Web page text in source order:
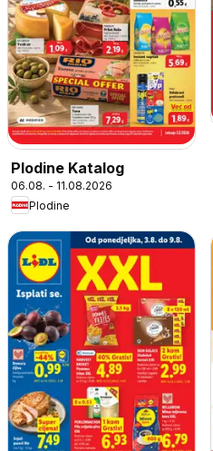
Plodine Katalog
06.08. - 11.08.2026
Plodine